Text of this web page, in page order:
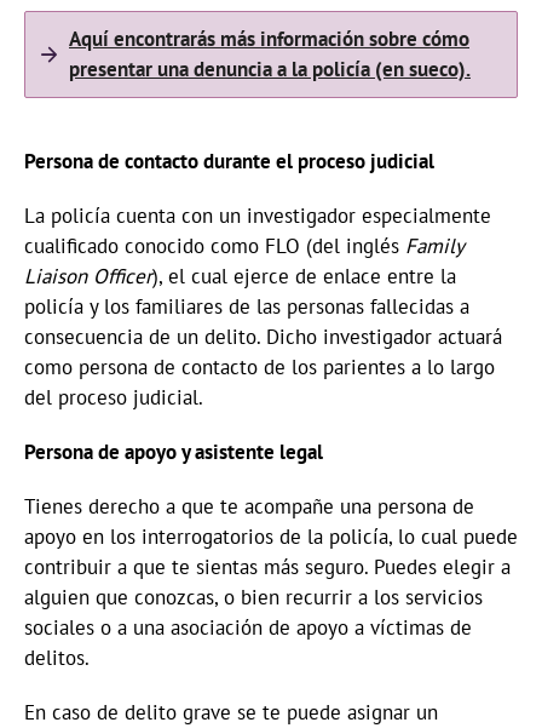
Aquí encontrarás más información sobre cómo
presentar una denuncia a la policía (en sueco).
Persona de contacto durante el proceso judicial
La policía cuenta con un investigador especialmente
cualificado conocido como FLO (del inglés Family
Liaison Officer), el cual ejerce de enlace entre la
policía y los familiares de las personas fallecidas a
consecuencia de un delito. Dicho investigador actuará
como persona de contacto de los parientes a lo largo
del proceso judicial.
Persona de apoyo y asistente legal
Tienes derecho a que te acompañe una persona de
apoyo en los interrogatorios de la policía, lo cual puede
contribuir a que te sientas más seguro. Puedes elegir a
alguien que conozcas, o bien recurrir a los servicios
sociales o a una asociación de apoyo a víctimas de
delitos.
En caso de delito grave se te puede asignar un